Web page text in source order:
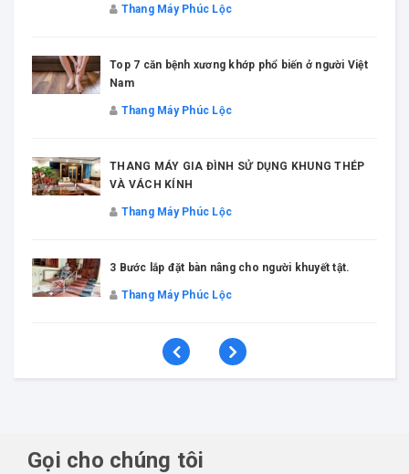
Thang Máy Phúc Lộc
Top 7 căn bệnh xương khớp phổ biến ở người Việt
Nam
Thang Máy Phúc Lộc
THANG MÁY GIA ĐÌNH SỬ DỤNG KHUNG THÉP
VÀ VÁCH KÍNH
Thang Máy Phúc Lộc
3 Bước lắp đặt bàn nâng cho người khuyết tật.
Thang Máy Phúc Lộc
Gọi cho chúng tôi